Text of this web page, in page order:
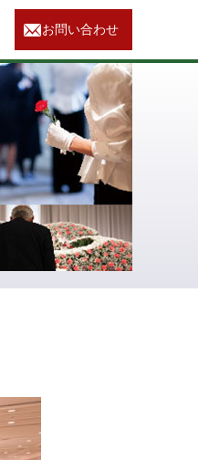
お問い合わせ